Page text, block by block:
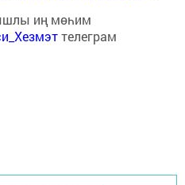
иң мөһим
телеграм